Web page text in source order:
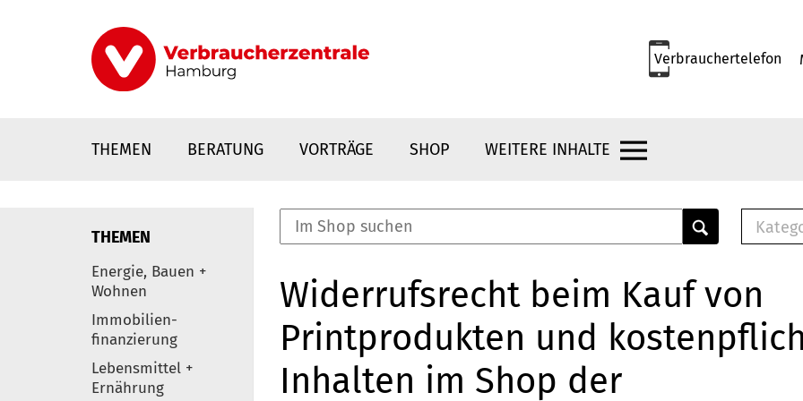
Verbrauchertelefon
THEMEN BERATUNG VORTRÄGE SHOP WEITERE INHALTE
Elemente
THEMEN
Energie, Bauen +
Wohnen
Immobilien-
finanzierung
Lebensmittel +
Ernährung
Widerrufsrecht beim Kauf von
Printprodukten und
Inhalten im Shop der